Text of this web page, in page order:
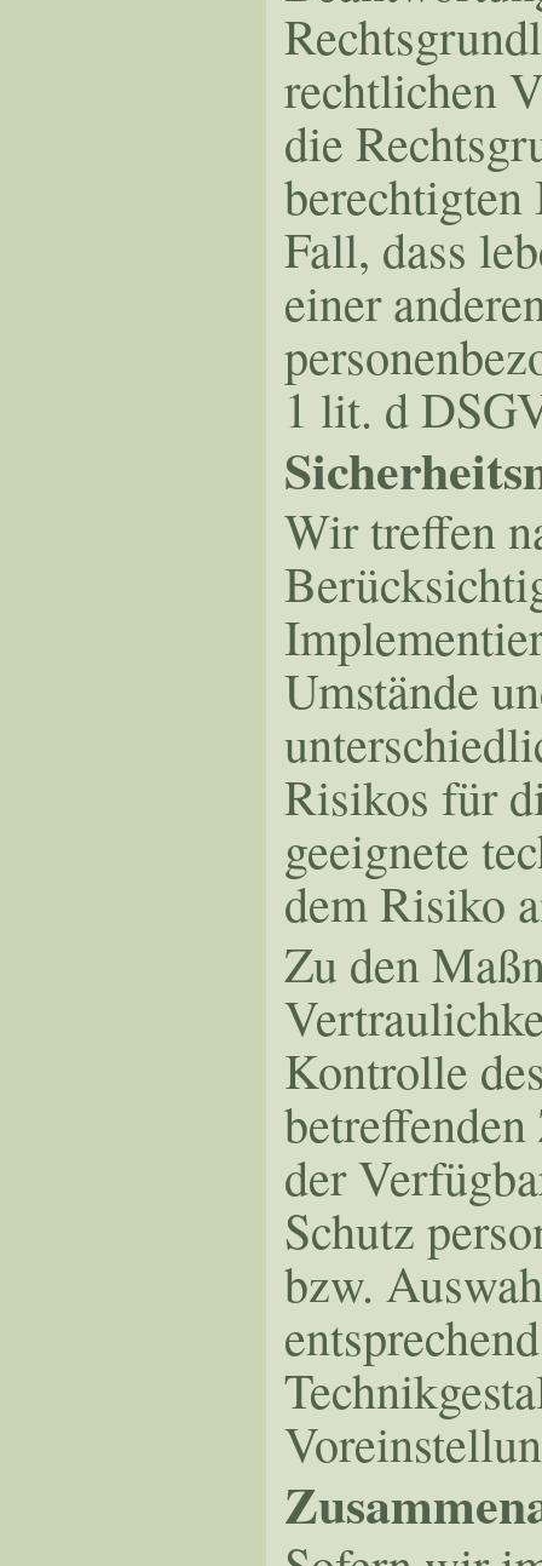
rechtlichen
die
Fall, dass
einer
1 lit. d
Wir treffen
Umstände
Risikos für
geeignete
dem Risiko
Zu den
Kontrolle
der
Schutz
bzw.